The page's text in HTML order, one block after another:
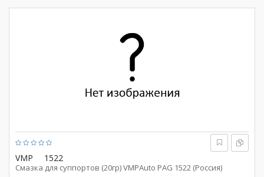
VMP 1522
Смазка для суппортов (20гр) VMPAuto PAG 1522 (Россия)